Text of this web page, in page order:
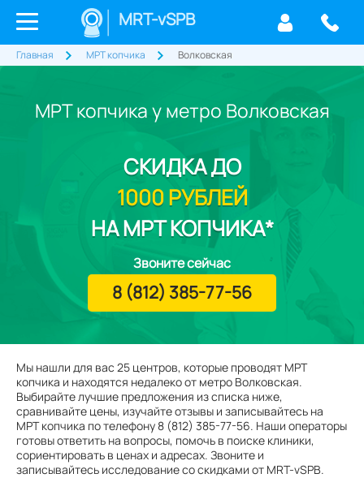
MRT-vSPB
Главная МРТ копчика Волковская
МРТ копчика у метро Волковская
Мы нашли для вас 25 центров, которые проводят МРТ
копчика и находятся недалеко от метро Волковская.
Выбирайте лучшие предложения из списка ниже,
сравнивайте цены, изучайте отзывы и записывайтесь на
МРТ копчика по телефону 8 (812) 385-77-56. Наши операторы
готовы ответить на вопросы, помочь в поиске клиники,
сориентировать в ценах и адресах. Звоните и
записывайтесь исследование со скидками от MRT-vSPB.
СКИДКАДО
1000 РУБЛЕЙ
НА МРТ КОПЧИКА*
Звоните сейчас
8 (812) 385-77-56